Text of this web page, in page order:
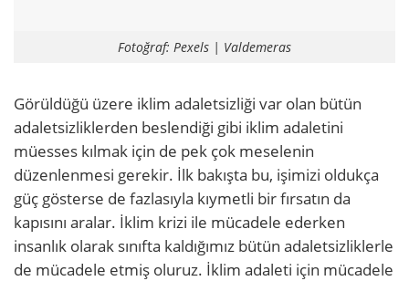
Fotoğraf: Pexels | Valdemeras
Görüldüğü üzere iklim adaletsizliği var olan bütün
adaletsizliklerden beslendiği gibi iklim adaletini
müesses kılmak için de pek çok meselenin
düzenlenmesi gerekir. İlk bakışta bu, işimizi oldukça
güç gösterse de fazlasıyla kıymetli bir fırsatın da
kapısını aralar. İklim krizi ile mücadele ederken
insanlık olarak sınıfta kaldığımız bütün adaletsizliklerle
de mücadele etmiş oluruz. İklim adaleti için mücadele